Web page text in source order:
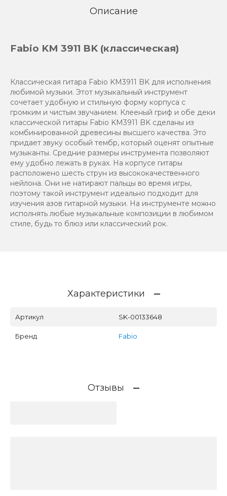
Описание
Fabio KM 3911 BK (классическая)
Классическая гитара Fabio KM3911 BK для исполнения
любимой музыки. Этот музыкальный инструмент
сочетает удобную и стильную форму корпуса с
громким и чистым звучанием. Клееный гриф и обе деки
классической гитары Fabio KM3911 BK сделаны из
комбинированной древесины высшего качества. Это
придает звуку особый тембр, который оценят опытные
музыканты. Средние размеры инструмента позволяют
ему удобно лежать в руках. На корпусе гитары
расположено шесть струн из высококачественного
нейлона. Они не натирают пальцы во время игры,
поэтому такой инструмент идеально подходит для
изучения азов гитарной музыки. На инструменте можно
исполнять любые музыкальные композиции в любимом
стиле, будь то блюз или классический рок.
Характеристики
Артикул SK-00133648
Бренд Fabio
Отзывы